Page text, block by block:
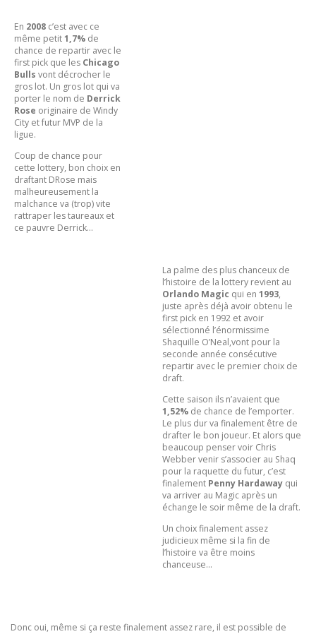
En 2008 c’est avec ce
même petit1,7% de
chance de repartir avec le
first pick que les Chicago
Bulls vont décrocher le
gros lot. Un gros lot qui va
porter le nom de Derrick
Rose originaire de Windy
City et futur MVP de la
ligue.
Coup de chance pour
cette lottery, bon choix en
draftant DRose mais
malheureusement la
malchance va (trop) vite
rattraper les taureaux et
ce pauvre Derrick…
La palme des plus chanceux de
l’histoire de la lottery revient au
Orlando Magic qui en 1993,
juste après déjà avoir obtenu le
first pick en 1992 et avoir
sélectionné l’énormissime
Shaquille O’Neal,vont pour la
seconde année consécutive
repartir avec le premier choix de
draft.
Cette saison ils n’avaient que
1,52% de chance de l’emporter.
Le plus dur va finalement être de
drafter le bon joueur. Et alors que
beaucoup penser voir Chris
Webber venir s’associer au Shaq
pour la raquette du futur, c’est
finalement Penny Hardaway qui
va arriver au Magic après un
échange le soir même de la draft.
Un choix finalement assez
judicieux même si la fin de
l’histoire va être moins
chanceuse…
Donc oui, même si ça reste finalement assez rare, il est possible de